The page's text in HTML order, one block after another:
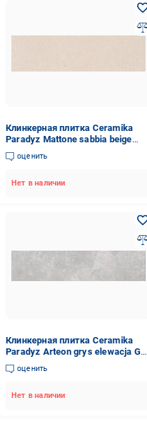
Клинкерная плитка Ceramika
Paradyz Mattone sabbia beige
elewacja G1 6,5x24 см
оценить
Нет в наличии
Клинкерная плитка Ceramika
Paradyz Arteon grys elewacja G1
6,5x24 см
оценить
Нет в наличии